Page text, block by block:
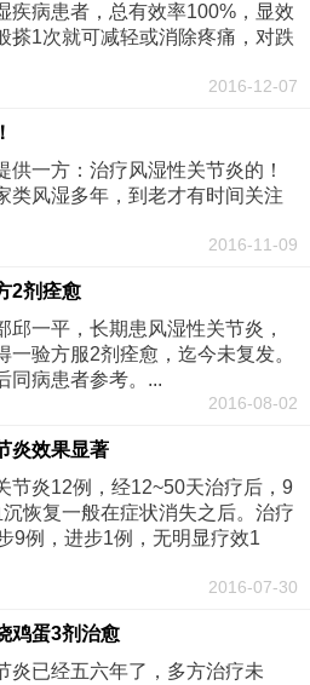
疾病患者，总有效率100%，显效
搽1次就可减轻或消除疼痛，对跌
2016-12-07
一方：治疗风湿性关节炎的！
类风湿多年，到老才有时间关注
2016-11-09
2剂痊愈
一平，长期患风湿性关节炎，
验方服2剂痊愈，迄今未复发。
同病患者参考。...
2016-08-02
炎效果显著
节炎12例，经12~50天治疗后，9
恢复一般在症状消失之后。治疗
9例，进步1例，无明显疗效1
2016-07-30
鸡蛋3剂治愈
炎已经五六年了，多方治疗未